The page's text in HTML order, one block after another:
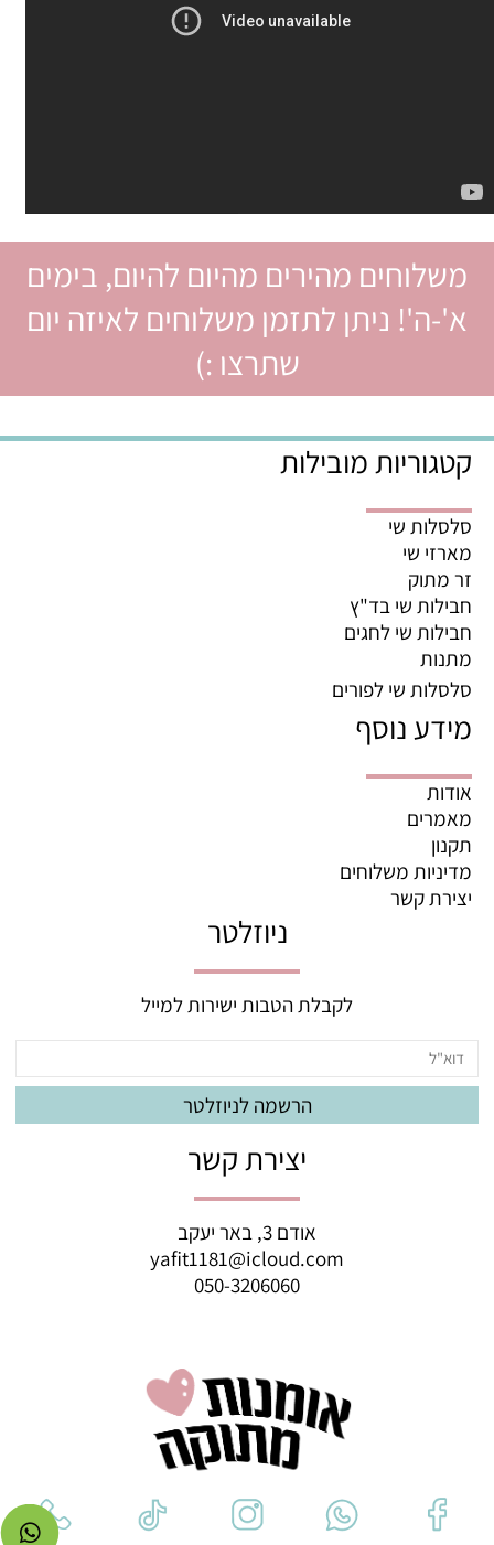
משלוחים מהירים מהיום להיום, בימים
א'-ה'! ניתן לתזמן משלוחים לאיזה יום
שתרצו :)
קטגוריות מובילות
סלסלות שי
מארזי שי
זר מתוק
חבילות שי בד"ץ
חבילות שי לחגים
מתנות
סלסלות שי לפורים
מידע נוסף
אודות
מאמרים
תקנון
מדיניות משלוחים
יצירת קשר
ניוזלטר
לקבלת הטבות ישירות למייל
יצירת קשר
אודם 3, באר יעקב
yafit1181@icloud.com
050-3206060